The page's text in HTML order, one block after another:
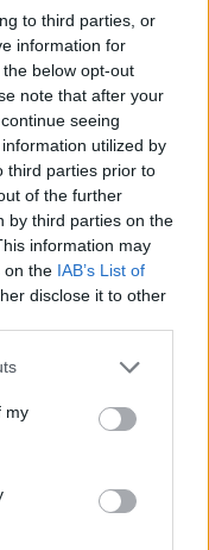
to third parties, or
information for
below opt-out
note that after your
seeing
utilized by
third parties prior to
of the further
by third parties on the
information may
on the IAB’s List of
disclose it to other
my
helyezés egy
több elektromos
dízel.
nyilván.
novemberben
is, további